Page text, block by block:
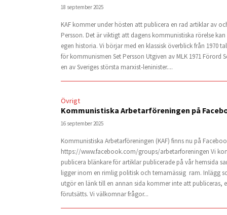
18 september 2025
KAF kommer under hösten att publicera en rad artiklar av
Persson. Det är viktigt att dagens kommunistiska rörelse
egen historia. Vi börjar med en klassisk överblick från 1970
för kommunismen Set Persson Utgiven av MLK 1971 Förord
en av Sveriges största marxist-leninister....
Övrigt
Kommunistiska Arbetarföreningen på
16 september 2025
Kommunistiska Arbetarföreningen (KAF) finns nu på
https://www.facebook.com/groups/arbetarforeningen Vi
publicera blänkare för artiklar publicerade på vår hemsida
ligger inom en rimlig politisk och temamässig ram. Inlägg
utgör en länk till en annan sida kommer inte att publiceras,
förutsätts. Vi välkomnar frågor...